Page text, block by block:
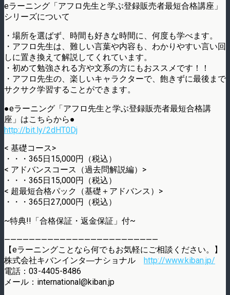
eラーニング「アフロ先生と学ぶ登録販売者最短合格講座」
シリーズについて
・場所を選ばず、時間も好きな時間に、何度も学べます。
・アフロ先生は、難しい言葉や内容も、わかりやすい言い回
しに置き換えて解説してくれています。
・初めて勉強される方や文系の方にもおススメです！！
・アフロ先生の、楽しいキャラクターで、飽きずに最後まで
サクサク学習することができます。
●eラーニング「アフロ先生と学ぶ登録販売者最短合格講
座」はこちらから●
http://bit.ly/2dHT0Dj
< 基礎コース>
・・・365日15,000円（税込）
< アドバンスコース（過去問解説編）>
・・・365日15,000円（税込）
< 超最短合格パック（基礎＋アドバンス）>
・・・365日27,000円（税込）
~特典!!「合格保証・返金保証」付~
—————————————————————————
【eラーニングことなら何でもお気軽にご相談ください。】
株式会社キバンインタ―ナショナル http://www.kiban.jp/
電話：03-4405-8486
メール：international@kiban.jp